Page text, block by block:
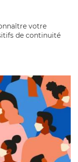
votre
de continuité